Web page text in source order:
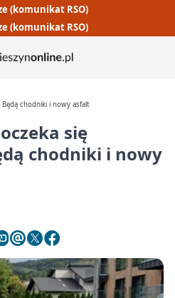
(komunikat RSO)
(komunikat RSO)
chodniki i nowy asfalt
się
chodniki i nowy